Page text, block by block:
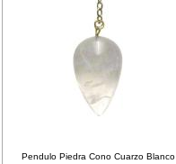
Pendulo Piedra Cono Cuarzo Blanco